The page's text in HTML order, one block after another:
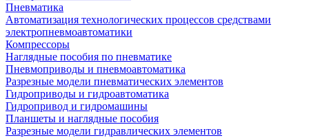
Пневматика
Автоматизация технологических процессов средствами
электропневмоавтоматики
Компрессоры
Наглядные пособия по пневматике
Пневмоприводы и пневмоавтоматика
Разрезные модели пневматических элементов
Гидроприводы и гидроавтоматика
Гидропривод и гидромашины
Планшеты и наглядные пособия
Разрезные модели гидравлических элементов